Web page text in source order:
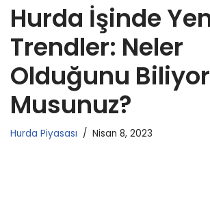
Hurda İşinde
Trendler: Neler
Olduğunu Biliyor
Musunuz?
Hurda Piyasası Nisan 8, 2023